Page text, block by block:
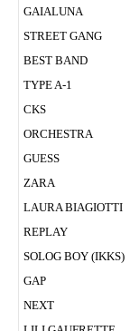
GAIALUNA
STREET GANG
BEST BAND
TYPE A-1
CKS
ORCHESTRA
GUESS
ZARA
LAURA BIAGIOTTI
REPLAY
SOLOG BOY (IKKS)
GAP
NEXT